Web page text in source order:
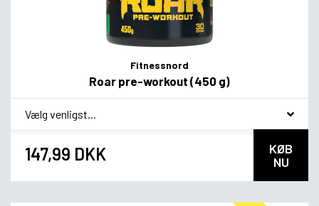
Fitnessnord
Roar pre-workout (450 g)
* Smagsvariant
147,99 DKK
KØB
NU